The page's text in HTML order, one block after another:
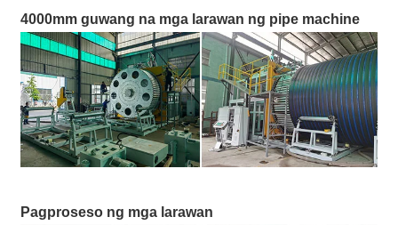
4000mm guwang na mga larawan ng pipe machine
Pagproseso ng mga larawan